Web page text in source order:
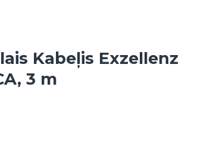
Kabeļis Exzellenz
3 m